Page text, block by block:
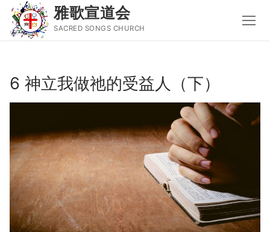
content
雅歌宣道会
SACRED SONGS CHURCH
Search
主页
主日讲道
圣经导读新唱
属灵书籍
6 神立我做祂的受益人（下）